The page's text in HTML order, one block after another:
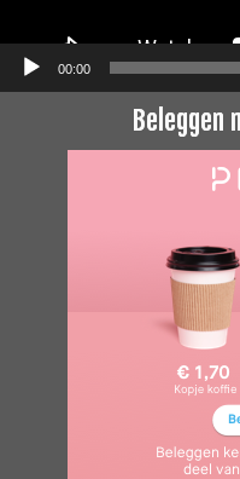
00:00
Beleggen